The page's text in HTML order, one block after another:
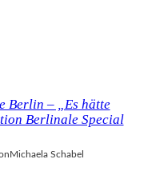
Berlin – „Es hätte
Berlinale Special
Michaela Schabel